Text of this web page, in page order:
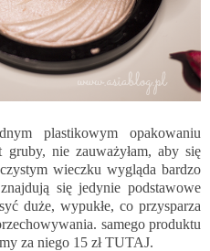
plastikowym opakowaniu
nie zauważyłam, aby się
wieczku wygląda bardzo
się jedynie podstawowe
duże, wypukłe, co przysparza
samego produktu
za niego 15 złTUTAJ.